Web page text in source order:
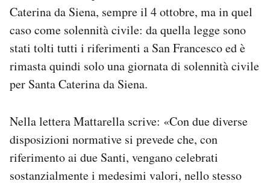
Caterina da Siena, sempre il 4 ottobre, ma in quel
caso come solennità civile: da quella legge sono
stati tolti tutti i riferimenti a San Francesco ed è
rimasta quindi solo una giornata di solennità civile
per Santa Caterina da Siena.
Nella lettera Mattarella scrive: «Con due diverse
disposizioni normative si prevede che, con
riferimento ai due Santi, vengano celebrati
sostanzialmente i medesimi valori, nello stesso